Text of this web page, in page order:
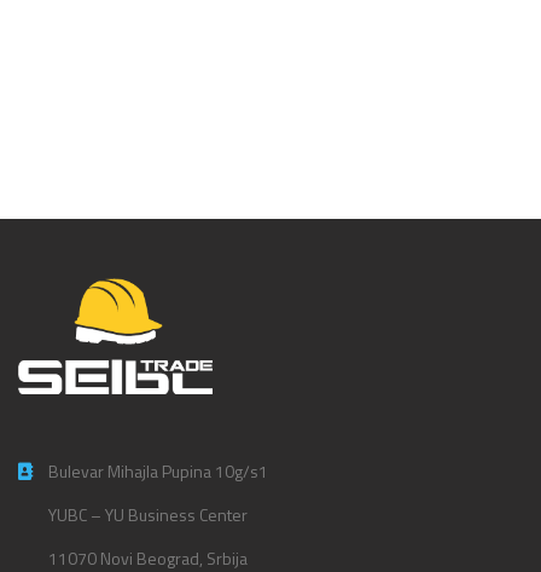
Bulevar Mihajla Pupina 10g/s1
YUBC – YU Business Center
11070 Novi Beograd, Srbija